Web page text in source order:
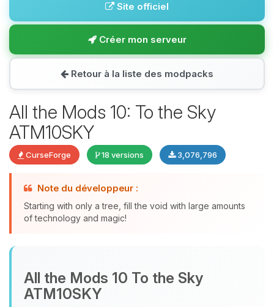
Site officiel
Créer mon serveur
Retour à la liste des modpacks
All the Mods 10: To the Sky
ATM10SKY
CurseForge 18 versions 3,076,796
Note du développeur :
Starting with only a tree, fill the void with large amounts
of technology and magic!
All the Mods 10 To the Sky
ATM10SKY
assistant BoxToPlay. Dis-moi ce dont
tu as besoin et je vais remuer mes
petits circuits pour t’aider.